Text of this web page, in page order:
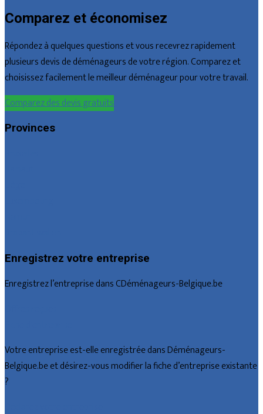
Comparez et économisez
Répondez à quelques questions et vous recevrez rapidement
plusieurs devis de déménageurs de votre région. Comparez et
choisissez facilement le meilleur déménageur pour votre travail.
Comparez des devis gratuits
Provinces
Enregistrez votre entreprise
Enregistrez l’entreprise dans CDéménageurs-Belgique.be
Votre entreprise est-elle enregistrée dans Déménageurs-
Belgique.be et désirez-vous modifier la fiche d’entreprise existante
?